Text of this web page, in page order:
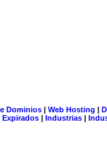
Dominios| Web Hosting |
| Industrias |